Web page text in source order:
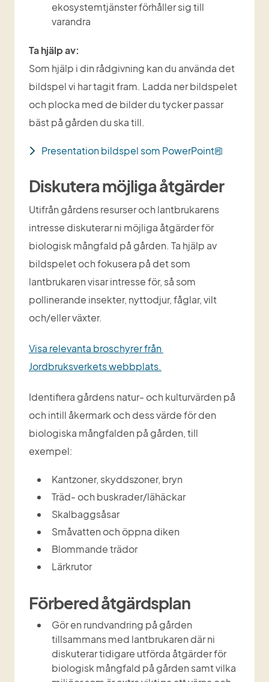
ekosystemtjänster förhåller sig till
varandra
Ta hjälp av:
Som hjälp i din rådgivning kan du använda det
bildspel vi har tagit fram. Ladda ner bildspelet
och plocka med de bilder du tycker passar
bäst på gården du ska till.
Presentation bildspel som PowerPoint pptx, 56
Diskutera möjliga åtgärder
Utifrån gårdens resurser och lantbrukarens
intresse diskuterar ni möjliga åtgärder för
biologisk mångfald på gården. Ta hjälp av
bildspelet och fokusera på det som
lantbrukaren visar intresse för, så som
pollinerande insekter, nyttodjur, fåglar, vilt
och/eller växter.
Visa relevanta broschyrer från
Jordbruksverkets webbplats.
Identifiera gårdens natur- och kulturvärden på
och intill åkermark och dess värde för den
biologiska mångfalden på gården, till
exempel:
Kantzoner, skyddszoner, bryn
Träd- och buskrader/lähäckar
Skalbaggsåsar
Småvatten och öppna diken
Blommande trädor
Lärkrutor
Förbered åtgärdsplan
Gör en rundvandring på gården
tillsammans med lantbrukaren där ni
diskuterar tidigare utförda åtgärder för
biologisk mångfald på gården samt vilka